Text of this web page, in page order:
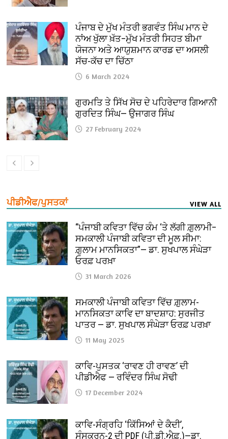
ਪੰਜਾਬ ਦੇ ਮੁੱਖ ਮੰਤਰੀ ਭਗਵੰਤ ਸਿੰਘ ਮਾਨ ਦੇ
ਨਾਂਅ ਖੁੱਲਾ ਖ਼ੱਤ–ਮੁੱਖ ਮੰਤਰੀ ਸਿਹਤ ਬੀਮਾ
ਯੋਜਨਾ ਅਤੇ ਆਯੁਸ਼ਮਾਨ ਕਾਰਡ ਦਾ ਅਸਲੀ
ਸੱਚ-ਕੱਚ ਦਾ ਚਿੱਠਾ
6 March 2024
ਗੁਰਮਤਿ ਤੇ ਸਿੱਖ ਸੋਚ ਦੇ ਪਹਿਰੇਦਾਰ ਗਿਆਨੀ
ਗੁਰਦਿਤ ਸਿੰਘ— ਉਜਾਗਰ ਸਿੰਘ
27 February 2024
ਪੀਡੀਐਫ/ਪੁਸਤਕਾਂ VIEW ALL
“ਪੰਜਾਬੀ ਕਵਿਤਾ ਵਿੱਚ ਕੰਮ ‘ਤੇ ਲੱਗੀ ਗ਼ੁਲਾਮੀ–
ਸਮਕਾਲੀ ਪੰਜਾਬੀ ਕਵਿਤਾ ਦੀ ਮੂਲ ਸੀਮਾ:
ਗ਼ੁਲਾਮ ਮਾਨਸਿਕਤਾ”— ਡਾ. ਸੁਖਪਾਲ ਸੰਘੇੜਾ
ਓਰਫ਼ ਪਰਖ਼ਾ
31 March 2026
ਸਮਕਾਲੀ ਪੰਜਾਬੀ ਕਵਿਤਾ ਵਿੱਚ ਗ਼ੁਲਾਮ-
ਮਾਨਸਿਕਤਾ ਕਾਵਿ ਦਾ ਬਾਦਸ਼ਾਹ: ਸੁਰਜੀਤ
ਪਾਤਰ — ਡਾ. ਸੁਖਪਾਲ ਸੰਘੇੜਾ ਓਰਫ਼ ਪਰਖ਼ਾ
11 May 2025
ਕਾਵਿ-ਪੁਸਤਕ ‘ਰਾਵਣ ਹੀ ਰਾਵਣ’ ਦੀ
ਪੀਡੀਐਫ — ਰਵਿੰਦਰ ਸਿੰਘ ਸੋਢੀ
17 December 2024
ਕਾਵਿ-ਸੰਗ੍ਰਹਿ ‘ਕਿੱਸਿਆਂ ਦੇ ਕੈਦੀ’,
ਸੰਸਕਰਨ-2 ਦੀ PDF (ਪੀ.ਡੀ.ਐਫ਼.)—ਡਾ.